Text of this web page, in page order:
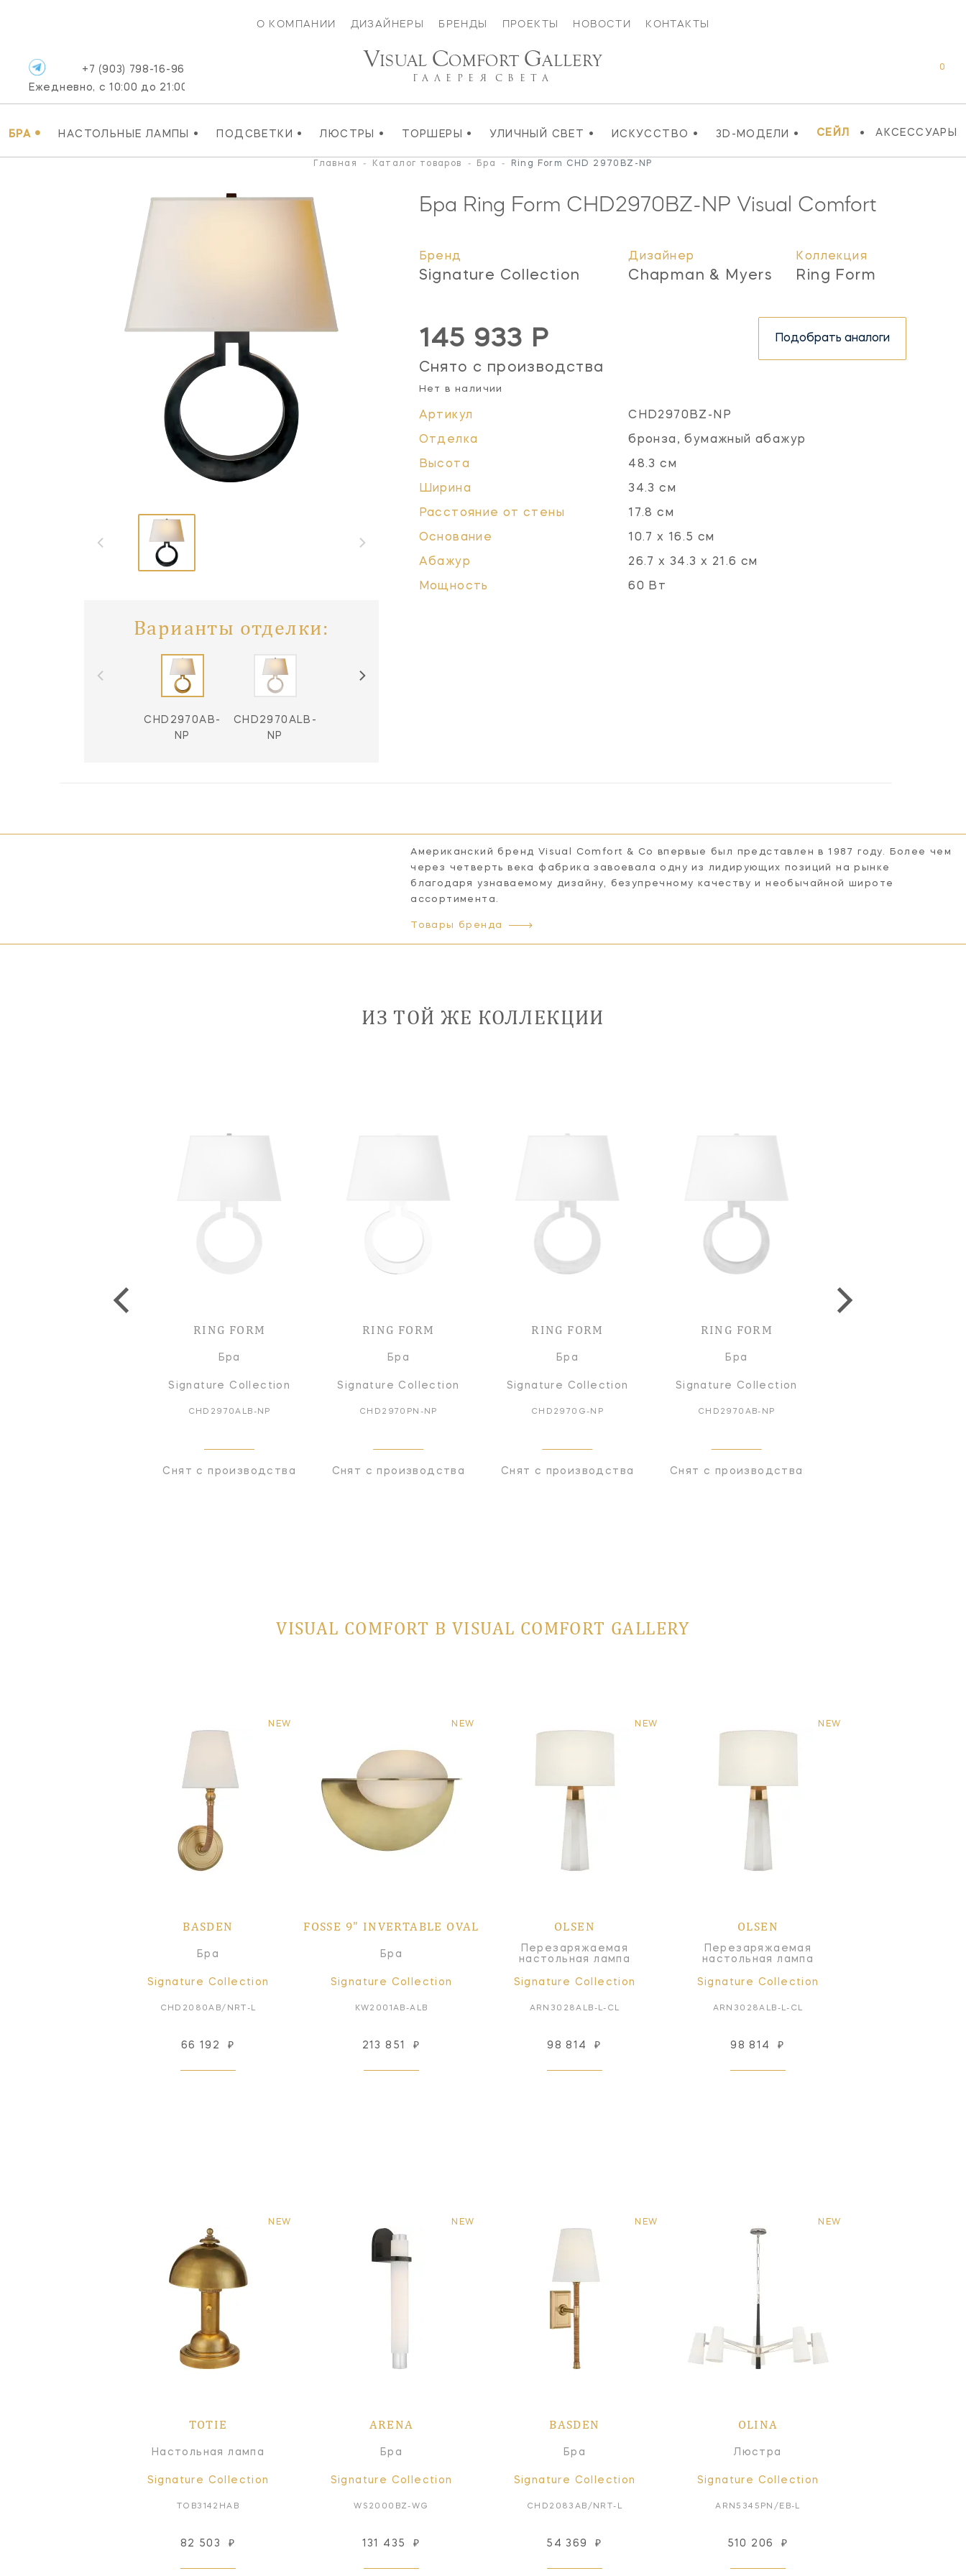
О КОМПАНИИ ДИЗАЙНЕРЫ БРЕНДЫ ПРОЕКТЫ НОВОСТИ КОНТАКТЫ
БРА • НАСТОЛЬНЫЕ ЛАМПЫ • ПОДСВЕТКИ • ЛЮСТРЫ • ТОРШЕРЫ • УЛИЧНЫЙ СВЕТ • ИСКУССТВО • 3D-МОДЕЛИ • СЕЙЛ • АКСЕССУАРЫ
+7 (903) 798-16-96
Ежедневно, с 10:00 до 21:00
0
VISUAL COMFORT GALLERY
ГАЛЕРЕЯ СВЕТА
Главная - Каталог товаров - Бра - Ring Form CHD 2970BZ-NP
Варианты отделки:
CHD2970AB-
NP
CHD2970ALB-
NP
Бра Ring Form CHD2970BZ-NP Visual Comfort
Бренд
Signature Collection
Дизайнер
Chapman & Myers
Коллекция
Ring Form
145 933 Р
Снято с производства
Нет в наличии
Подобрать аналоги
Артикул CHD2970BZ-NP
Отделка бронза, бумажный абажур
Высота 48.3 см
Ширина 34.3 см
Расстояние от стены 17.8 см
Основание 10.7 х 16.5 см
Абажур 26.7 х 34.3 х 21.6 см
Мощность 60 Вт
Американский бренд Visual Comfort & Co впервые был представлен в 1987 году. Более чем
через четверть века фабрика завоевала одну из лидирующих позиций на рынке
благодаря узнаваемому дизайну, безупречному качеству и необычайной широте
ассортимента.
Товары бренда
ИЗ ТОЙ ЖЕ КОЛЛЕКЦИИ
RING FORM
Бра
Signature Collection
CHD2970ALB-NP
Снят с производства
RING FORM
Бра
Signature Collection
CHD2970PN-NP
Снят с производства
RING FORM
Бра
Signature Collection
CHD2970G-NP
Снят с производства
RING FORM
Бра
Signature Collection
CHD2970AB-NP
Снят с производства
VISUAL COMFORT В VISUAL COMFORT GALLERY
NEW
BASDEN
Бра
Signature Collection
CHD2080AB/NRT-L
66 192 ₽
NEW
FOSSE 9" INVERTABLE OVAL
Бра
Signature Collection
KW2001AB-ALB
213 851 ₽
NEW
OLSEN
Перезаряжаемая
настольная лампа
Signature Collection
ARN3028ALB-L-CL
98 814 ₽
NEW
OLSEN
Перезаряжаемая
настольная лампа
Signature Collection
ARN3028ALB-L-CL
98 814 ₽
NEW
TOTIE
Настольная лампа
Signature Collection
TOB3142HAB
82 503 ₽
NEW
ARENA
Бра
Signature Collection
WS2000BZ-WG
131 435 ₽
NEW
BASDEN
Бра
Signature Collection
CHD2083AB/NRT-L
54 369 ₽
NEW
OLINA
Люстра
Signature Collection
ARN5345PN/EB-L
510 206 ₽